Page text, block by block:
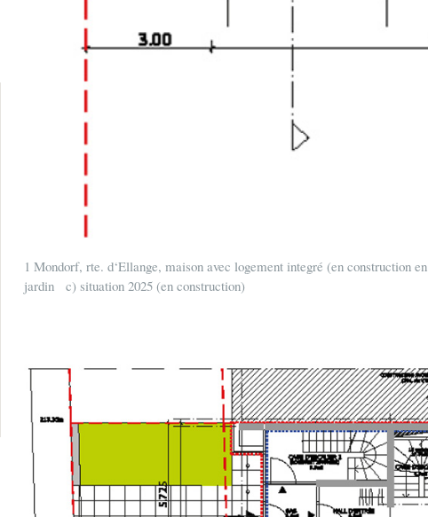
1 Mondorf, rte. d‘Ellange, maison avec logement integré (en
jardin c) situation 2025 (en construction)